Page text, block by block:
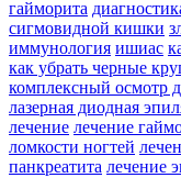
гайморита
сигмовидной кишки
иммунология ишиас
как убрать черные
комплексный осмотр
лазерная диодная
лечение лечение
ломкости ногтей
панкреатита лечение